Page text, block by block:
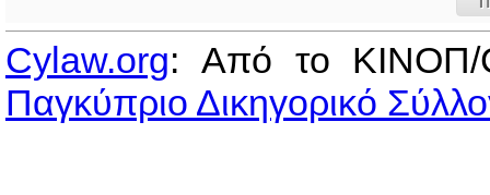
Cylaw.org: Από το
Παγκύπριο Δικηγορικό